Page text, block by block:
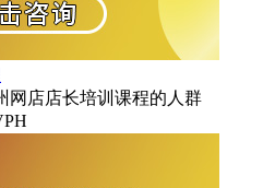
网店店长培训课程的人群